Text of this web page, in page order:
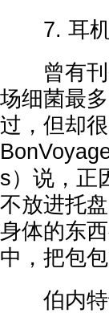
7. 耳机
曾有刊
场细菌最
过，但却
s）说，正
不放进托
身体的东
中，把包
伯内特